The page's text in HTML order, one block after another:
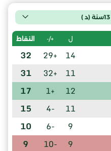
ل +/- النقاط
14
+29
32
11
+32
31
12
+1
17
11
-4
15
9
-6
10
9
-10
9